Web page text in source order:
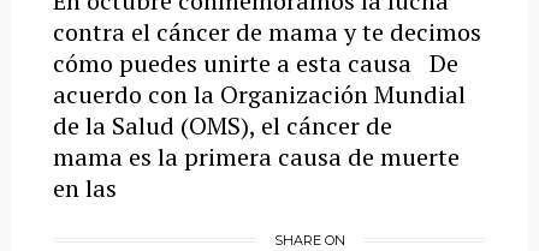
contra el cáncer de mama y te decimos
cómo puedes unirte a esta causa De
acuerdo con la Organización Mundial
de la Salud (OMS), el cáncer de
mama es la primera causa de muerte
en las
SHARE ON